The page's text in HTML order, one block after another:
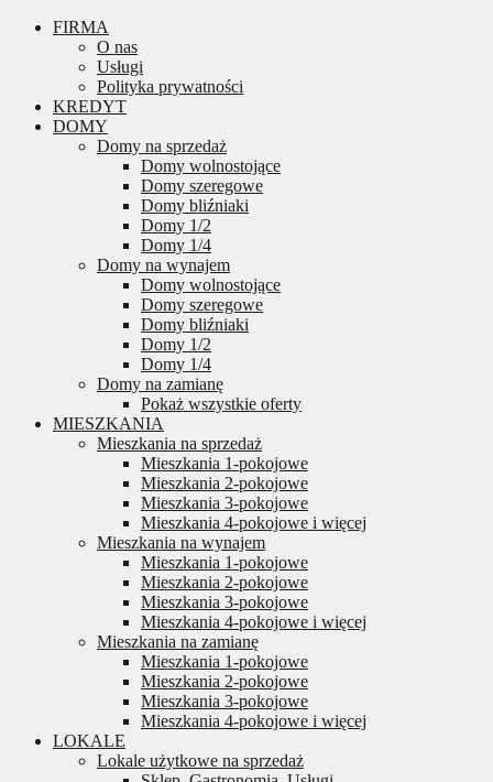
FIRMA
O nas
Usługi
Polityka prywatności
KREDYT
DOMY
Domy na sprzedaż
Domy wolnostojące
Domy szeregowe
Domy bliźniaki
Domy 1/2
Domy 1/4
Domy na wynajem
Domy wolnostojące
Domy szeregowe
Domy bliźniaki
Domy 1/2
Domy 1/4
Domy na zamianę
Pokaż wszystkie oferty
MIESZKANIA
Mieszkania na sprzedaż
Mieszkania 1-pokojowe
Mieszkania 2-pokojowe
Mieszkania 3-pokojowe
Mieszkania 4-pokojowe i więcej
Mieszkania na wynajem
Mieszkania 1-pokojowe
Mieszkania 2-pokojowe
Mieszkania 3-pokojowe
Mieszkania 4-pokojowe i więcej
Mieszkania na zamianę
Mieszkania 1-pokojowe
Mieszkania 2-pokojowe
Mieszkania 3-pokojowe
Mieszkania 4-pokojowe i więcej
LOKALE
Lokale użytkowe na sprzedaż